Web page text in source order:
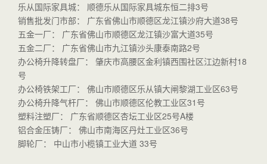
乐从国际家具城： 顺德乐从国际家具城东恒二排3号
销售批发门市部： 广东省佛山市顺德区龙江镇沙府大道38号
五金一厂： 广东省佛山市顺德区龙江镇沙富大道35号
五金二厂： 广东省佛山市九江镇沙头康泰南路2号
办公椅升降转盘厂： 肇庆市高腰区金利镇西围社区江边新村18
号
办公椅铁架工厂： 佛山市顺德区乐从镇大闸黎湖工业区63号
办公椅升降气杆厂： 佛山市顺德区伦教工业区31号
塑料注塑厂： 广东省顺德区杏坛工业区25号A楼
铝合金压铸厂： 佛山市南海区丹灶工业区36号
脚轮厂： 中山市小榄镇工业大道 33号